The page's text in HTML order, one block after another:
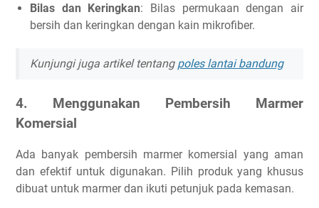
Bilas dan Keringkan: Bilas permukaan dengan air
bersih dan keringkan dengan kain mikrofiber.
Kunjungi juga artikel tentang poles lantai bandung
4. Menggunakan Pembersih Marmer
Komersial
Ada banyak pembersih marmer komersial yang aman
dan efektif untuk digunakan. Pilih produk yang khusus
dibuat untuk marmer dan ikuti petunjuk pada kemasan.